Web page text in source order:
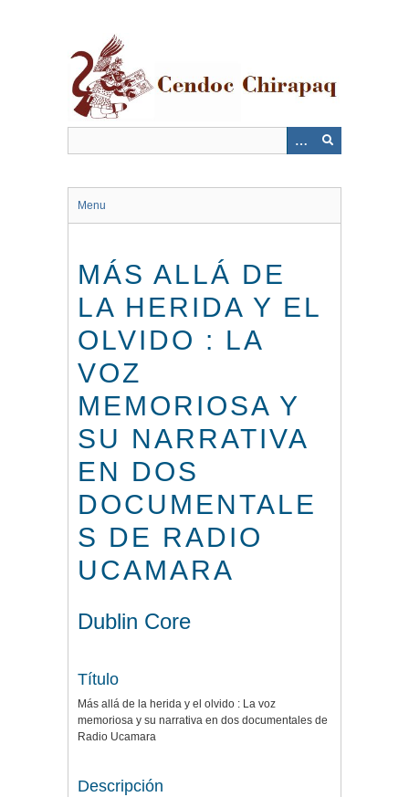
Menu
MÁS ALLÁ DE
LA HERIDA Y EL
OLVIDO : LA
VOZ
MEMORIOSA Y
SU NARRATIVA
EN DOS
DOCUMENTALE
S DE RADIO
UCAMARA
Dublin Core
Título
Más allá de la herida y el olvido : La voz
memoriosa y su narrativa en dos documentales de
Radio Ucamara
Descripción